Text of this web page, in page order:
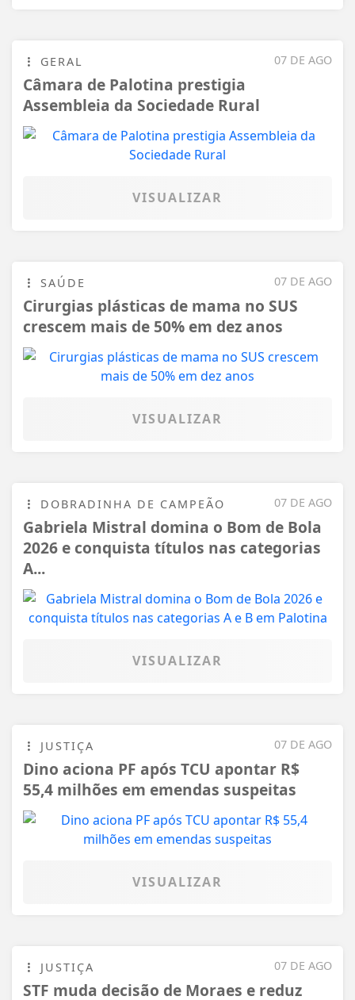
07 DE AGO
GERAL
Câmara de Palotina prestigia
Assembleia da Sociedade Rural
VISUALIZAR
07 DE AGO
SAÚDE
Cirurgias plásticas de mama no SUS
crescem mais de 50% em dez anos
VISUALIZAR
07 DE AGO
DOBRADINHA DE CAMPEÃO
Gabriela Mistral domina o Bom de Bola
2026 e conquista títulos nas categorias
A...
VISUALIZAR
07 DE AGO
JUSTIÇA
Dino aciona PF após TCU apontar R$
55,4 milhões em emendas suspeitas
VISUALIZAR
07 DE AGO
JUSTIÇA
STF muda decisão de Moraes e reduz